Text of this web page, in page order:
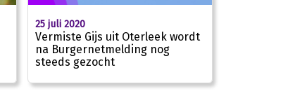
25 juli 2020
Vermiste Gijs uit Oterleek wordt
na Burgernetmelding nog
steeds gezocht